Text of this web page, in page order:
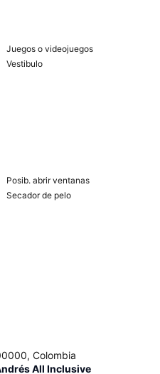
Juegos o videojuegos
Vestibulo
Posib. abrir ventanas
Secador de pelo
Colombia
All Inclusive